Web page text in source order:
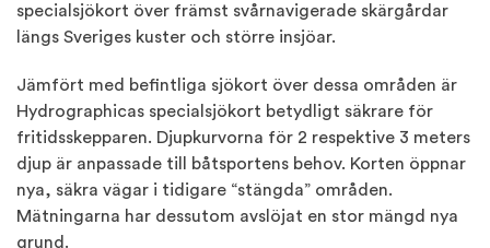
specialsjökort över främst svårnavigerade skärgårdar
längs Sveriges kuster och större insjöar.
Jämfört med befintliga sjökort över dessa områden är
Hydrographicas specialsjökort betydligt säkrare för
fritidsskepparen. Djupkurvorna för 2 respektive 3 meters
djup är anpassade till båtsportens behov. Korten öppnar
nya, säkra vägar i tidigare “stängda” områden.
Mätningarna har dessutom avslöjat en stor mängd nya
grund.